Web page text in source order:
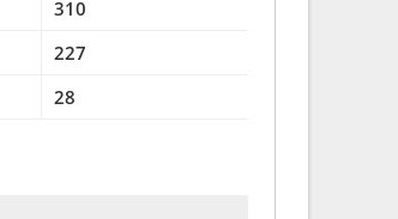
310
227
28